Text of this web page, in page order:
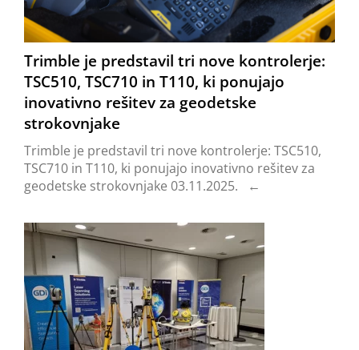
Trimble je predstavil tri nove kontrolerje:
TSC510, TSC710 in T110, ki ponujajo
inovativno rešitev za geodetske
strokovnjake
Trimble je predstavil tri nove kontrolerje: TSC510,
TSC710 in T110, ki ponujajo inovativno rešitev za
geodetske strokovnjake 03.11.2025.
←